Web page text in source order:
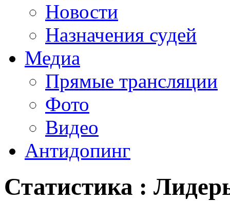
Новости
Назначения судей
Медиа
Прямые трансляции
Фото
Видео
Антидопинг
Статистика :